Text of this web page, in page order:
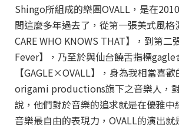
Shingo所組成的樂團OVALL，是在
間這麼多年過去了，從第一張美式風
CARE WHO KNOWS THAT】，到第二
Fever】，乃至於與仙台饒舌指標gagle
【GAGLE×OVALL】，身為我相當喜
origami productions旗下之音樂人，
說，他們對於音樂的追求就是在優雅中
音樂最自由的表現力，OVALL的演出就